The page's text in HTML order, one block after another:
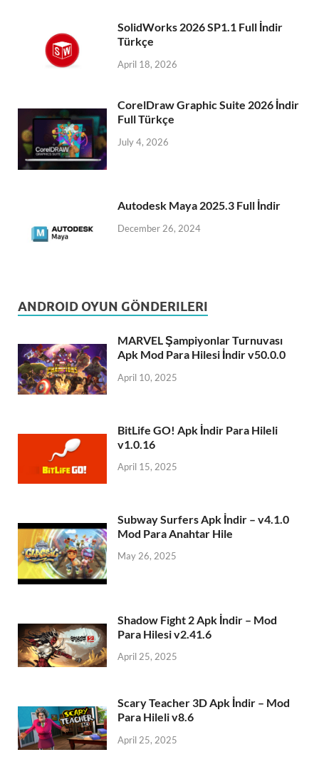
SolidWorks 2026 SP1.1 Full İndir
Türkçe
April 18, 2026
CorelDraw Graphic Suite 2026 İndir
Full Türkçe
July 4, 2026
Autodesk Maya 2025.3 Full İndir
December 26, 2024
ANDROID OYUN GÖNDERILERI
MARVEL Şampiyonlar Turnuvası
Apk Mod Para Hilesi İndir v50.0.0
April 10, 2025
BitLife GO! Apk İndir Para Hileli
v1.0.16
April 15, 2025
Subway Surfers Apk İndir – v4.1.0
Mod Para Anahtar Hile
May 26, 2025
Shadow Fight 2 Apk İndir – Mod
Para Hilesi v2.41.6
April 25, 2025
Scary Teacher 3D Apk İndir – Mod
Para Hileli v8.6
April 25, 2025